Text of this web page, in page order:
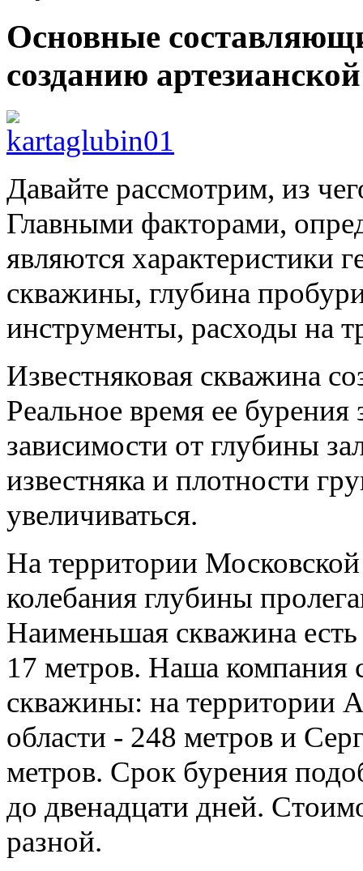
Основные
созданию
Давайте рассмотрим, из
Главными факторами,
являются характеристики
скважины, глубина
инструменты, расходы на
Известняковая скважина
Реальное время ее
зависимости от глубины
известняка и плотности
увеличиваться.
На территории
колебания глубины
Наименьшая скважина
17 метров. Наша компания
скважины: на территории
области - 248 метров и
метров. Срок бурения
до двенадцати дней.
разной.